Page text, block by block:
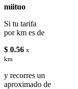
miituo
Si tu tarifa
por km es de
$ 0.56 x
km
y recorres un
aproximado de